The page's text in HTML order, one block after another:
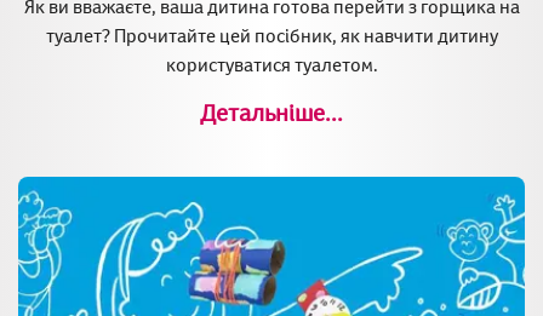
Як ви вважаєте, ваша дитина готова перейти з горщика на
туалет? Прочитайте цей посібник, як навчити дитину
користуватися туалетом.
Детальніше...